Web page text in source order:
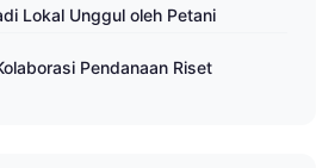
Lokal Unggul oleh Petani
Pendanaan Riset